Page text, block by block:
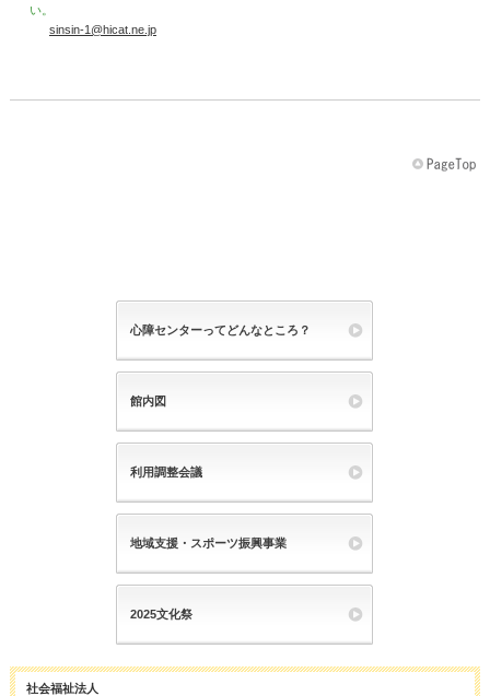
い。
sinsin-1@hicat.ne.jp
心障センターってどんなところ？
館内図
利用調整会議
地域支援・スポーツ振興事業
2025文化祭
社会福祉法人